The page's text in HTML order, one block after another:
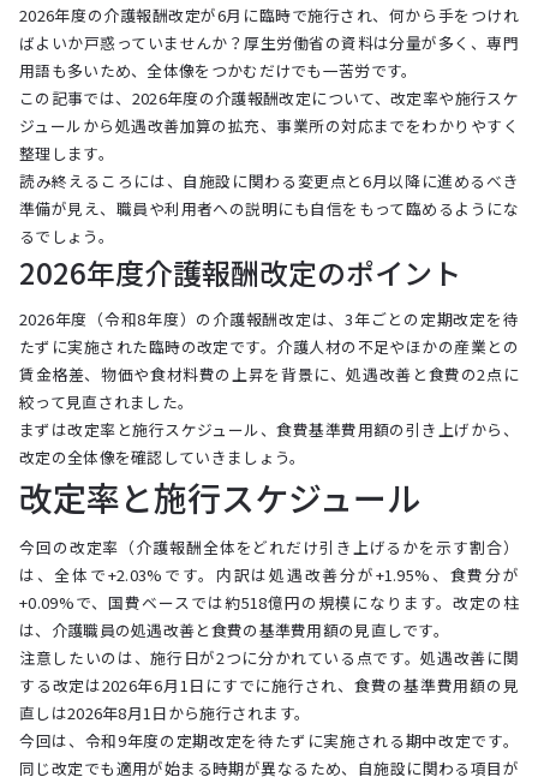
2026年度の介護報酬改定が6月に臨時で施行され、何から手をつけれ
ばよいか戸惑っていませんか？厚生労働省の資料は分量が多く、専門
用語も多いため、全体像をつかむだけでも一苦労です。
この記事では、2026年度の介護報酬改定について、改定率や施行スケ
ジュールから処遇改善加算の拡充、事業所の対応までをわかりやすく
整理します。
読み終えるころには、自施設に関わる変更点と6月以降に進めるべき
準備が見え、職員や利用者への説明にも自信をもって臨めるようにな
るでしょう。
2026年度介護報酬改定のポイント
2026年度（令和8年度）の介護報酬改定は、3年ごとの定期改定を待
たずに実施された臨時の改定です。介護人材の不足やほかの産業との
賃金格差、物価や食材料費の上昇を背景に、処遇改善と食費の2点に
絞って見直されました。
まずは改定率と施行スケジュール、食費基準費用額の引き上げから、
改定の全体像を確認していきましょう。
改定率と施行スケジュール
今回の改定率（介護報酬全体をどれだけ引き上げるかを示す割合）
は、全体で+2.03%です。内訳は処遇改善分が+1.95%、食費分が
+0.09%で、国費ベースでは約518億円の規模になります。改定の柱
は、介護職員の処遇改善と食費の基準費用額の見直しです。
注意したいのは、施行日が2つに分かれている点です。処遇改善に関
する改定は2026年6月1日にすでに施行され、食費の基準費用額の見
直しは2026年8月1日から施行されます。
今回は、令和9年度の定期改定を待たずに実施される期中改定です。
同じ改定でも適用が始まる時期が異なるため、自施設に関わる項目が